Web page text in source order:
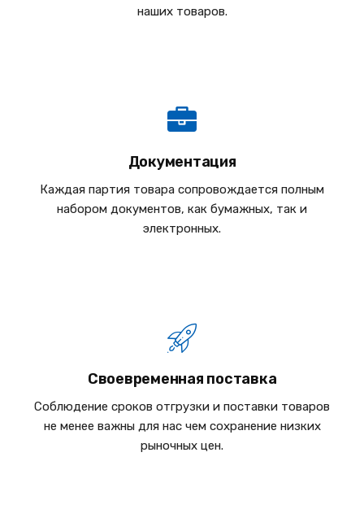
наших товаров.
Документация
Каждая партия товара сопровождается полным
набором документов, как бумажных, так и
электронных.
Своевременная поставка
Соблюдение сроков отгрузки и поставки товаров
не менее важны для нас чем сохранение низких
рыночных цен.